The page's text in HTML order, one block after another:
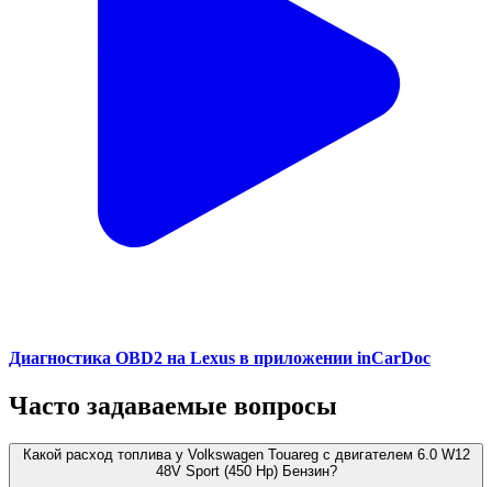
Диагностика OBD2 на Lexus в приложении inCarDoc
Часто задаваемые вопросы
Какой расход топлива у Volkswagen Touareg с двигателем 6.0 W12
48V Sport (450 Hp) Бензин?